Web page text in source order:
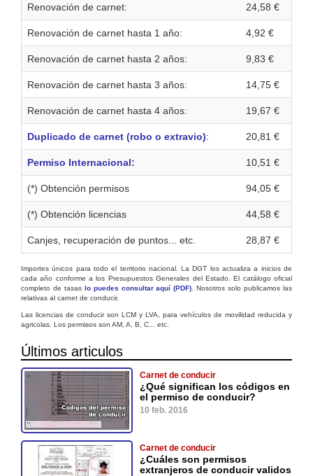
Renovación de carnet: 24,58 €
Renovación de carnet hasta 1 año: 4,92 €
Renovación de carnet hasta 2 años: 9,83 €
Renovación de carnet hasta 3 años: 14,75 €
Renovación de carnet hasta 4 años: 19,67 €
Duplicado de carnet (robo o extravio): 20,81 €
Permiso Internacional: 10,51 €
(*) Obtención permisos 94,05 €
(*) Obtención licencias 44,58 €
Canjes, recuperación de puntos... etc. 28,87 €
Importes únicos para todo el territorio nacional. La DGT los actualiza a inicios de
cada año conforme a los Presupuestos Generales del Estado. El catálogo oficial
completo de tasas lo puedes consultar aquí (PDF) . Nosotros solo publicamos las
relativas al carnet de conducir.
Las licencias de conducir son LCM y LVA, para vehículos de movilidad reducida y
agricolas. Los permisos son AM, A, B, C... etc.
Últimos articulos
Carnet de conducir
¿Qué significan los códigos en
el permiso de conducir?
10 feb. 2016
Carnet de conducir
¿Cuáles son permisos
extranjeros de conducir validos